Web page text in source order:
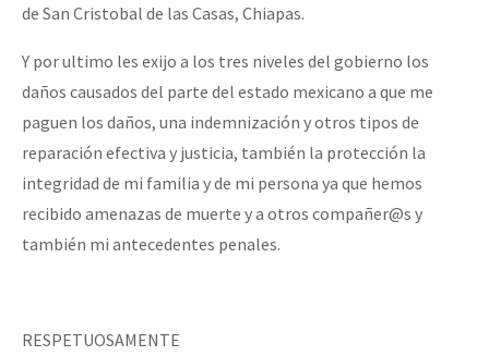
de San Cristobal de las Casas, Chiapas.
Y por ultimo les exijo a los tres niveles del gobierno los
daños causados del parte del estado mexicano a que me
paguen los daños, una indemnización y otros tipos de
reparación efectiva y justicia, también la protección la
integridad de mi familia y de mi persona ya que hemos
recibido amenazas de muerte y a otros compañer@s y
también mi antecedentes penales.
RESPETUOSAMENTE